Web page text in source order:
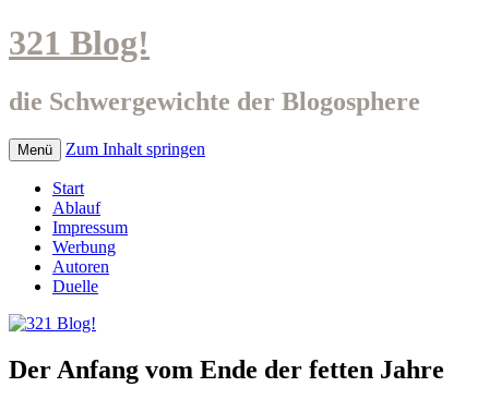
321 Blog!
die Schwergewichte der Blogosphere
Menü Zum Inhalt springen
Start
Ablauf
Impressum
Werbung
Autoren
Duelle
Der Anfang vom Ende der fetten Jahre